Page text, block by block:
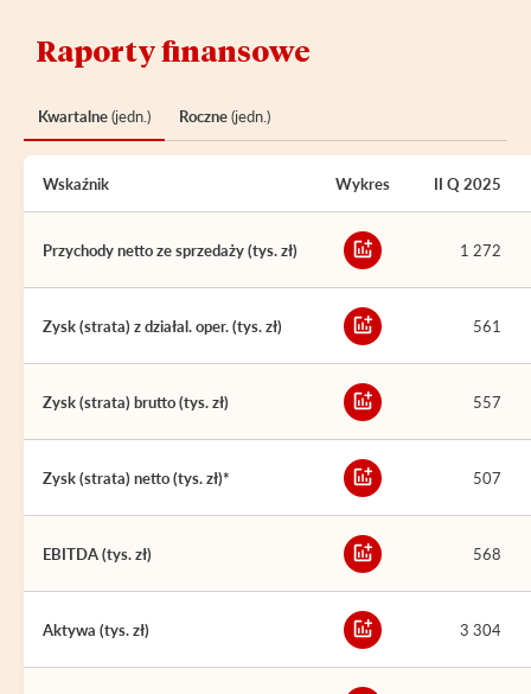
Raporty finansowe
Kwartalne(jedn.) Roczne(jedn.)
Wskaźnik Wykres II Q 2025
Przychody netto ze sprzedaży (tys. zł) 1 272
Zysk (strata) z działal. oper. (tys. zł) 561
Zysk (strata) brutto (tys. zł) 557
Zysk (strata) netto (tys. zł)* 507
EBITDA (tys. zł) 568
Aktywa (tys. zł) 3 304